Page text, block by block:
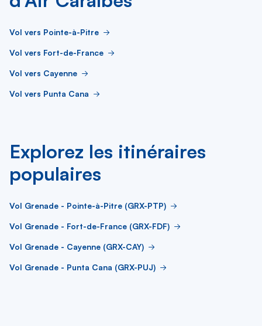
Vol vers Pointe-à-Pitre
Vol vers Fort-de-France
Vol vers Cayenne
Vol vers Punta Cana
Explorez les itinéraires
populaires
Vol Grenade - Pointe-à-Pitre (GRX-PTP)
Vol Grenade - Fort-de-France (GRX-FDF)
Vol Grenade - Cayenne (GRX-CAY)
Vol Grenade - Punta Cana (GRX-PUJ)